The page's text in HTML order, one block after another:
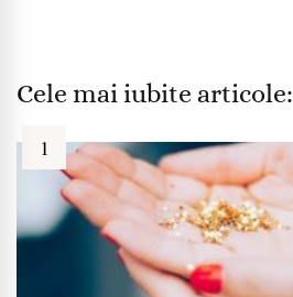
Cele mai iubite articole: